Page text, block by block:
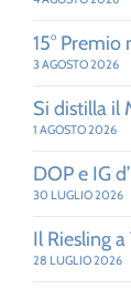
15°
3 AGOSTO 2026
Si distilla il
1 AGOSTO 2026
DOP e IG
30 LUGLIO 2026
Il Riesling
28 LUGLIO 2026